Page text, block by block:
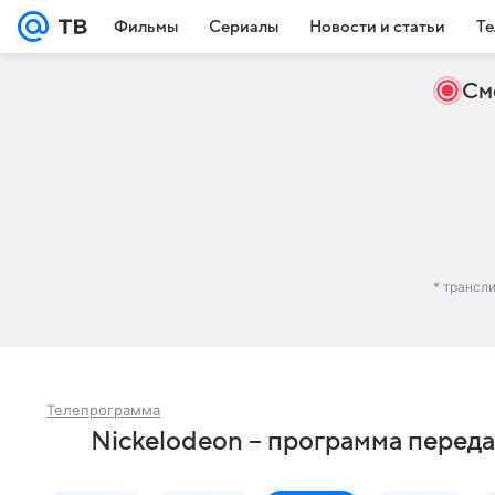
Фильмы Сериалы Новости и статьи
*
Телепрограмма
Nickelodeon – программа